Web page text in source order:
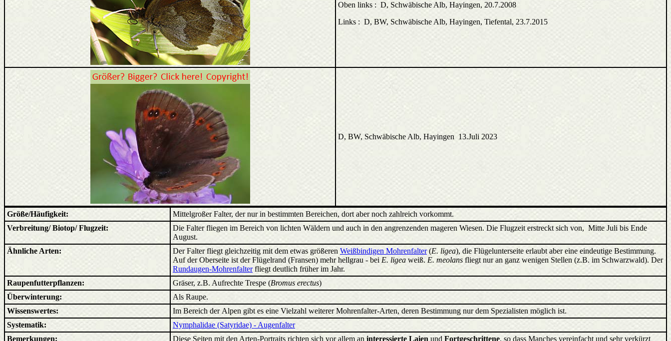
Oben links : D, Schwäbische Alb, Hayingen, 20.7.2008
Links : D, BW, Schwäbische Alb, Hayingen, Tiefental, 23.7.2015
D, BW, Schwäbische Alb, Hayingen 13.Juli 2023
Größe/Häufigkeit:
Mittelgroßer Falter, der nur in bestimmten Bereichen, dort aber noch zahlreich vorkommt.
Verbreitung/ Biotop/ Flugzeit:
Die Falter fliegen im Bereich von lichten Wäldern und auch in den angrenzenden mageren Wiesen. Die Flugzeit erstreckt sich von, Mitte Juli bis Ende
August.
Ähnliche Arten:
Der Falter fliegt gleichzeitig mit dem etwas größeren Weißbindigen Mohrenfalter(E. ligea), die Flügelunterseite erlaubt aber eine eindeutige Bestimmung.
Auf der Oberseite ist der Flügelrand (Fransen) mehr hellgrau - bei E. ligea weiß. E. meolans fliegt nur an ganz wenigen Stellen (z.B. im Schwarzwald). Der
Rundaugen-Mohrenfalterfliegt deutlich früher im Jahr.
Raupenfutterpflanzen:
Gräser, z.B. Aufrechte Trespe (Bromus erectus)
Überwinterung:
Als Raupe.
Wissenswertes:
Im Bereich der Alpen gibt es eine Vielzahl weiterer Mohrenfalter-Arten, deren Bestimmung nur dem Spezialisten möglich ist.
Systematik:
Nymphalidae (Satyridae) - Augenfalter
Bemerkungen:
Diese Seiten mit den Arten-Portraits richten sich vor allem an interessierte Laien und Fortgeschrittene, so dass Manches vereinfacht und sehr verkürzt